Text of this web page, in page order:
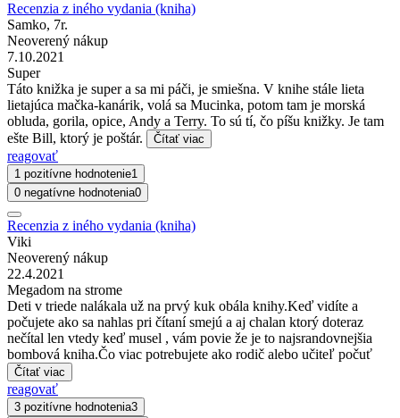
Recenzia z iného vydania (kniha)
Samko, 7r.
Neoverený nákup
7.10.2021
Super
Táto knižka je super a sa mi páči, je smiešna. V knihe stále lieta
lietajúca mačka-kanárik, volá sa Mucinka, potom tam je morská
obluda, gorila, opice, Andy a Terry. To sú tí, čo píšu knižky. Je tam
ešte Bill, ktorý je poštár.
Čítať viac
reagovať
1 pozitívne hodnotenie1
0 negatívne hodnotenia0
Recenzia z iného vydania (kniha)
Viki
Neoverený nákup
22.4.2021
Megadom na strome
Deti v triede nalákala už na prvý kuk obála knihy.Keď vidíte a
počujete ako sa nahlas pri čítaní smejú a aj chalan ktorý doteraz
nečítal len vtedy keď musel , vám povie že je to najsrandovnejšia
bombová kniha.Čo viac potrebujete ako rodič alebo učiteľ počuť
Čítať viac
reagovať
3 pozitívne hodnotenia3